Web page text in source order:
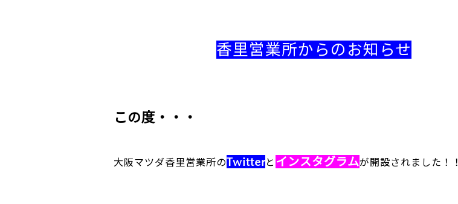
香里営業所からのお知らせ
この度・・・
大阪マツダ香里営業所のTwitterと インスタグラムが開設されました！！